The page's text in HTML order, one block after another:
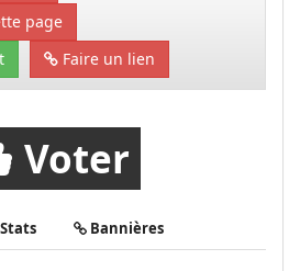
page
Faire un lien
Voter
Stats Bannières